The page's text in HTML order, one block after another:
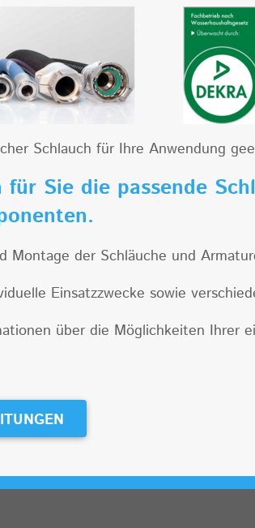
Schlauch für Ihre Anwendung
Sie die passende
Montage der Schläuche und
Einsatzzwecke sowie
über die Möglichkeiten Ihrer